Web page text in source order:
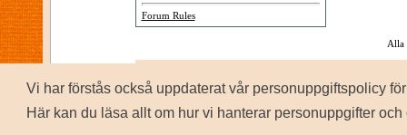
Vi har förstås också uppdaterat vår personuppgiftspolicy
Här kan du läsa allt om hur vi hanterar personuppgifter och
Forum Rules
Alla